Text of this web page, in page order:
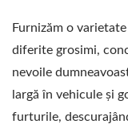
Furnizăm o
diferite grosimi,
nevoile
largă în vehicule și
furturile,